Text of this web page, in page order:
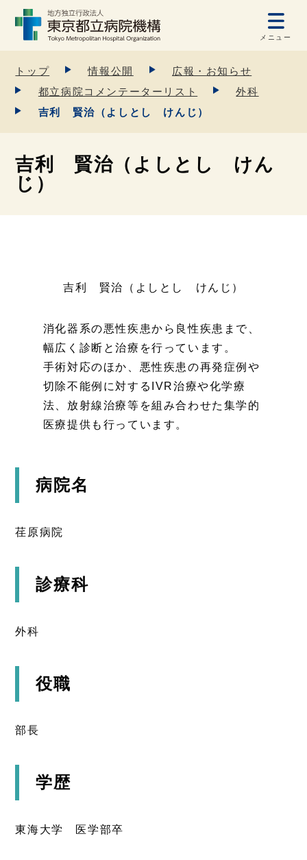
メニュー
トップ 情報公開
広報・お知らせ
都立病院コメンテーターリスト
外科
吉利 賢治（よしとし けんじ）
吉利 賢治（よしとし けん
じ）
吉利 賢治（よしとし けんじ）
消化器系の悪性疾患から良性疾患まで、
幅広く診断と治療を行っています。
手術対応のほか、悪性疾患の再発症例や
切除不能例に対するIVR治療や化学療
法、放射線治療等を組み合わせた集学的
医療提供も行っています。
病院名
荏原病院
診療科
外科
役職
部長
学歴
東海大学 医学部卒